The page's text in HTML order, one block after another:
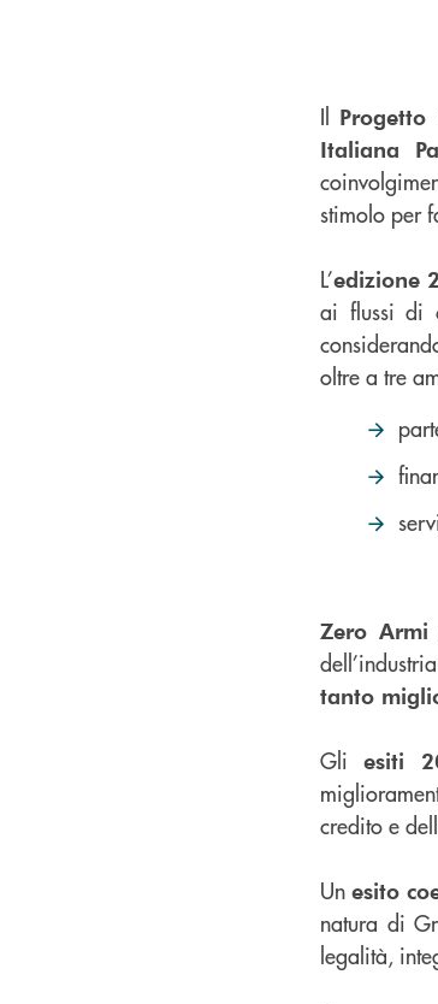
Il Progetto
Italiana
stimolo per
L’edizione
ai flussi di
oltre a tre
Zero Armi
tanto
Gliesiti
credito e
Un esito
natura di
legalità,